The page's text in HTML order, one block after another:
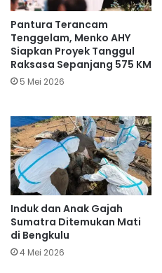
Pantura Terancam
Tenggelam, Menko AHY
Siapkan Proyek Tanggul
Raksasa Sepanjang 575 KM
5 Mei 2026
Induk dan Anak Gajah
Sumatra Ditemukan Mati
di Bengkulu
4 Mei 2026